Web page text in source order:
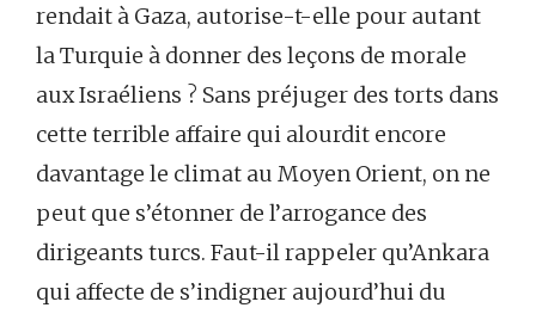
rendait à Gaza, autorise-t-elle pour autant
la Turquie à donner des leçons de morale
aux Israéliens ? Sans préjuger des torts dans
cette terrible affaire qui alourdit encore
davantage le climat au Moyen Orient, on ne
peut que s’étonner de l’arrogance des
dirigeants turcs. Faut-il rappeler qu’Ankara
qui affecte de s’indigner aujourd’hui du